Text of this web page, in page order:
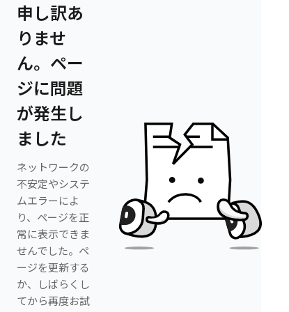
申し訳あ
りませ
ん。ペー
ジに問題
が発生し
ました
ネットワークの
不安定やシステ
ムエラーによ
り、ページを正
常に表示できま
せんでした。ペ
ージを更新する
か、しばらくし
てから再度お試